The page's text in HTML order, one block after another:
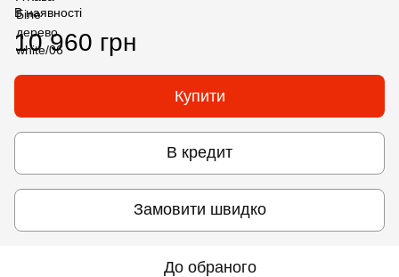
В наявності
10 960 грн
Купити
В кредит
Замовити швидко
До обраного